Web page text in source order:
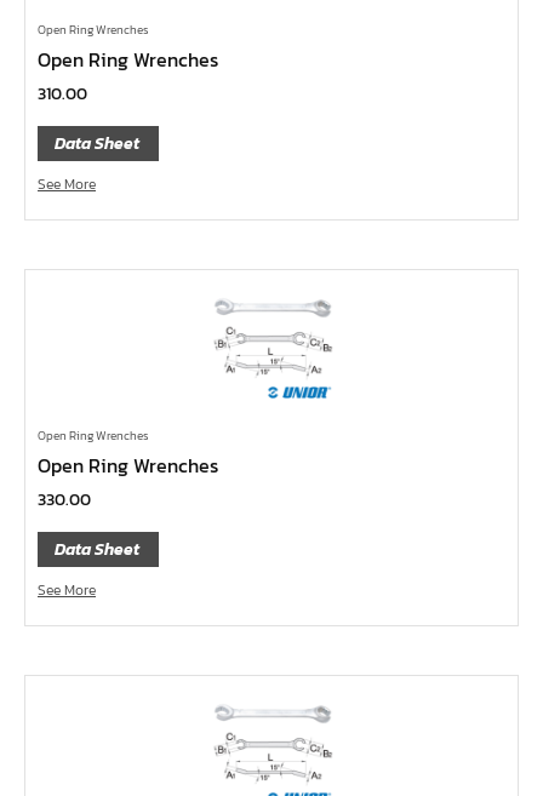
หน้าแปลนเชื่อมเหล็ก JEF 300P RF
ประแจตะขอ
คีมตัดสายเคเบิ้ล
คีมย้ำสายไฟ
คีมปากจิ้งจก
บ๊อกซ์เดือยโผล่ Z-Series หกเหลี่ยม,ท๊อกซ์ ขนาด 1/4",
3/8", 1/2"
ด้ามฟรี, ด้ามบ๊อกซ์ Z-Series ขนาด 1/4", 3/8", 1/2"
ลูกบ๊อกซ์ สั้น, ยาว Koken Z-Series ขนาด 1/4", 3/8", 1/2"
ข้อต่อ Z-Series ขนาด 1/4", 3/8", 1/2"
Open Ring Wrenches
Open Ring Wrenches
310.00
Data Sheet
See More
Open Ring Wrenches
Open Ring Wrenches
330.00
Data Sheet
See More